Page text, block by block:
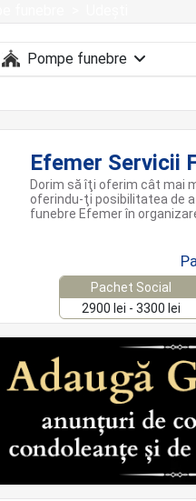
Efemer Servicii
Dorim să îţi oferim cât mai
oferindu-ţi posibilitatea de
funebre Efemer în
Pachet Social
2900 lei - 3300 lei